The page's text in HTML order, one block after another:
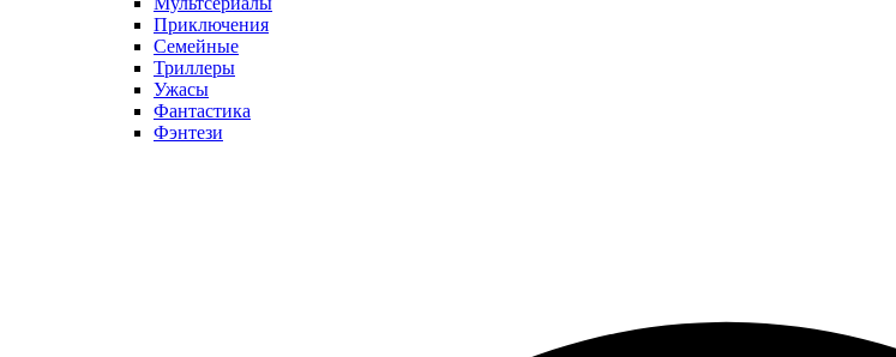
Приключения
Семейные
Триллеры
Ужасы
Фантастика
Фэнтези